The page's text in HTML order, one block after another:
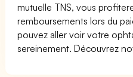
mutuelle TNS, vous
remboursements lors du
pouvez aller voir votre
sereinement. Découvrez